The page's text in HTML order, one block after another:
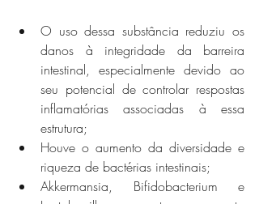
O uso dessa substância reduziu os
danos à integridade da barreira
intestinal, especialmente devido ao
seu potencial de controlar respostas
inflamatórias associadas à essa
estrutura;
Houve o aumento da diversidade e
riqueza de bactérias intestinais;
Akkermansia, Bifidobacterium e